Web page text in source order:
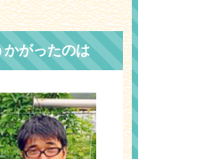
がったのは